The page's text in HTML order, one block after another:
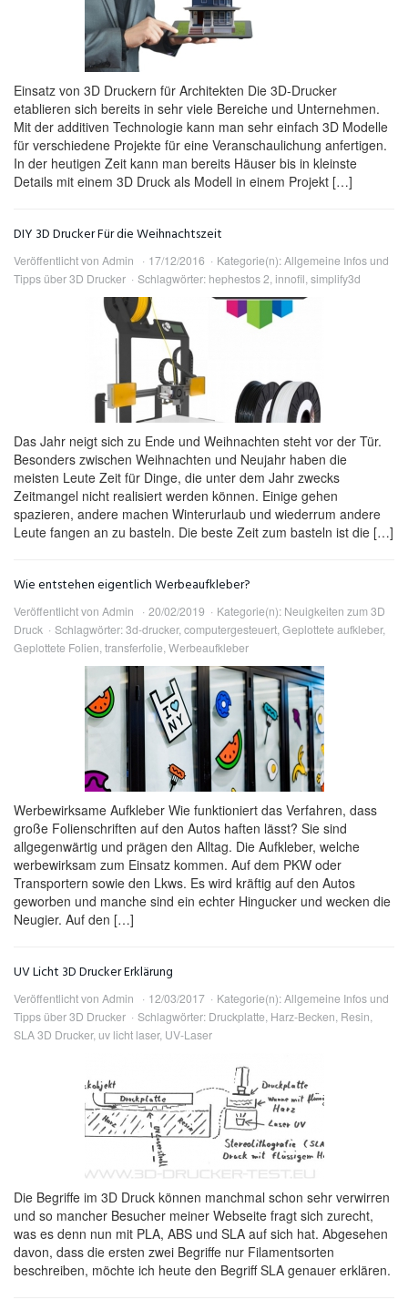
Einsatz von 3D Druckern für Architekten Die 3D-Drucker
etablieren sich bereits in sehr viele Bereiche und Unternehmen.
Mit der additiven Technologie kann man sehr einfach 3D Modelle
für verschiedene Projekte für eine Veranschaulichung anfertigen.
In der heutigen Zeit kann man bereits Häuser bis in kleinste
Details mit einem 3D Druck als Modell in einem Projekt […]
DIY 3D Drucker Für die Weihnachtszeit
Veröffentlicht von Admin 17/12/2016 Kategorie(n):Allgemeine Infos und
Tipps über 3D Drucker
Schlagwörter: hephestos 2, innofil, simplify3d
Das Jahr neigt sich zu Ende und Weihnachten steht vor der Tür.
Besonders zwischen Weihnachten und Neujahr haben die
meisten Leute Zeit für Dinge, die unter dem Jahr zwecks
Zeitmangel nicht realisiert werden können. Einige gehen
spazieren, andere machen Winterurlaub und wiederrum andere
Leute fangen an zu basteln. Die beste Zeit zum basteln ist die […]
Wie entstehen eigentlich Werbeaufkleber?
Veröffentlicht von Admin 20/02/2019 Kategorie(n): Neuigkeiten zum 3D
Druck
Schlagwörter:3d-drucker, computergesteuert, Geplottete aufkleber,
Geplottete Folien, transferfolie, Werbeaufkleber
Werbewirksame Aufkleber Wie funktioniert das Verfahren, dass
große Folienschriften auf den Autos haften lässt? Sie sind
allgegenwärtig und prägen den Alltag. Die Aufkleber, welche
werbewirksam zum Einsatz kommen. Auf dem PKW oder
Transportern sowie den Lkws. Es wird kräftig auf den Autos
geworben und manche sind ein echter Hingucker und wecken die
Neugier. Auf den […]
UV Licht 3D Drucker Erklärung
Veröffentlicht von Admin 12/03/2017 Kategorie(n):Allgemeine Infos und
Tipps über 3D Drucker
Schlagwörter: Druckplatte, Harz-Becken, Resin,
SLA 3D Drucker, uv licht laser, UV-Laser
Die Begriffe im 3D Druck können manchmal schon sehr verwirren
und so mancher Besucher meiner Webseite fragt sich zurecht,
was es denn nun mit PLA, ABS und SLA auf sich hat. Abgesehen
davon, dass die ersten zwei Begriffe nur Filamentsorten
beschreiben, möchte ich heute den Begriff SLA genauer erklären.